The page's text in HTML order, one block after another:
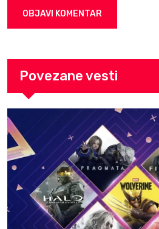
Povezane vesti